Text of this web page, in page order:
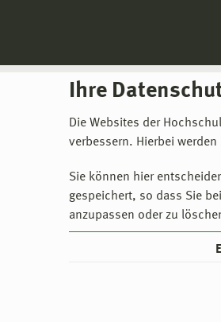
Ihre
Die Websites der
verbessern. Hierbei
Sie können hier
gespeichert, so dass Sie
anzupassen oder zu